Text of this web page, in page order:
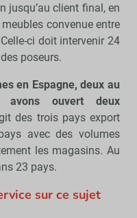
jusqu’au client final, en
convenue entre
ci doit intervenir 24
poseurs.
en Espagne, deux au
avons ouvert deux
des trois pays export
avec des volumes
les magasins. Au
23 pays.
sur ce sujet